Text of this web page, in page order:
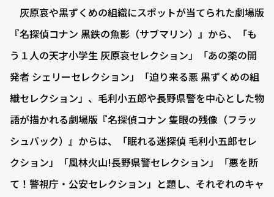
灰原哀や黒ずくめの組織にスポットが当てられた劇場版
『名探偵コナン 黒鉄の魚影（サブマリン）』から、「も
う１人の天才小学生 灰原哀セレクション」「あの薬の開
発者 シェリーセレクション」「迫り来る悪 黒ずくめの組
織セレクション」、毛利小五郎や長野県警を中心とした物
語が描かれる劇場版『名探偵コナン 隻眼の残像（フラッ
シュバック）』からは、「眠れる迷探偵 毛利小五郎セレ
クション」「風林火山!長野県警セレクション」「悪を断
て！警視庁・公安セレクション」と題し、それぞれのキャ